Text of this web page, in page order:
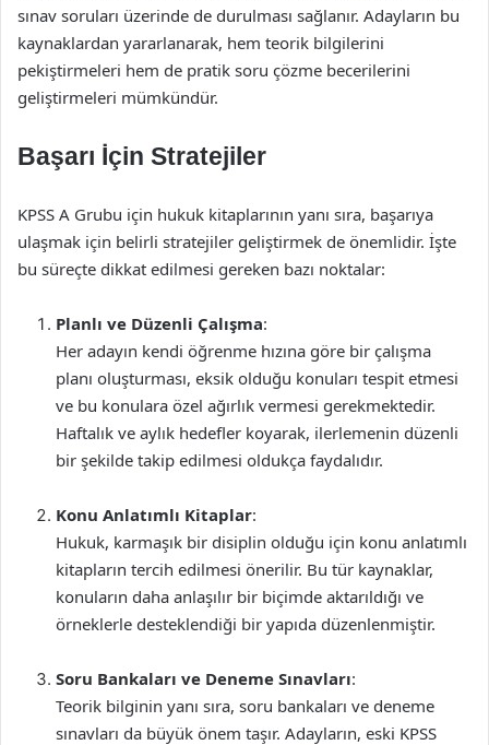
sınav soruları üzerinde de durulması sağlanır. Adayların bu
kaynaklardan yararlanarak, hem teorik bilgilerini
pekiştirmeleri hem de pratik soru çözme becerilerini
geliştirmeleri mümkündür.
Başarı İçin Stratejiler
KPSS A Grubu için hukuk kitaplarının yanı sıra, başarıya
ulaşmak için belirli stratejiler geliştirmek de önemlidir. İşte
bu süreçte dikkat edilmesi gereken bazı noktalar:
Planlı ve Düzenli Çalışma:
Her adayın kendi öğrenme hızına göre bir çalışma
planı oluşturması, eksik olduğu konuları tespit etmesi
ve bu konulara özel ağırlık vermesi gerekmektedir.
Haftalık ve aylık hedefler koyarak, ilerlemenin düzenli
bir şekilde takip edilmesi oldukça faydalıdır.
Konu Anlatımlı Kitaplar:
Hukuk, karmaşık bir disiplin olduğu için konu anlatımlı
kitapların tercih edilmesi önerilir. Bu tür kaynaklar,
konuların daha anlaşılır bir biçimde aktarıldığı ve
örneklerle desteklendiği bir yapıda düzenlenmiştir.
Soru Bankaları ve Deneme Sınavları:
Teorik bilginin yanı sıra, soru bankaları ve deneme
sınavları da büyük önem taşır. Adayların, eski KPSS